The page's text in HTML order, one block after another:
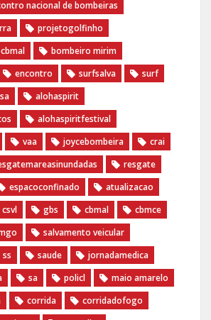
nacional de bombeiras
projetogolfinho
bombeiro mirim
encontro surfsalva
surf
alohaspirit
alohaspiritfestival
vaa joycebombeira
crai
resgate
espacoconfinado
atualizacao
csvl gbs cbmal
cbmce
salvamento veicular
ss saude
jornadamedica
sa policl
maio amarelo
corrida
corridadofogo